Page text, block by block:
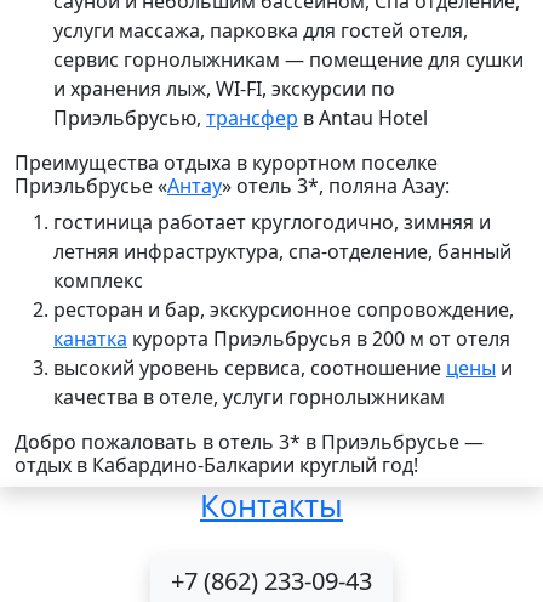
услуги массажа, парковка для гостей отеля,
сервис горнолыжникам — помещение для сушки
и хранения лыж, WI-FI, экскурсии по
Приэльбрусью, трансфер в Antau Hotel
Преимущества отдыха в курортном поселке
Приэльбрусье «Антау» отель 3*, поляна Азау:
гостиница работает круглогодично, зимняя и
летняя инфраструктура, спа-отделение, банный
комплекс
ресторан и бар, экскурсионное сопровождение,
канатка курорта Приэльбрусья в 200 м от отеля
высокий уровень сервиса, соотношение цены и
качества в отеле, услуги горнолыжникам
Добро пожаловать в отель 3* в Приэльбрусье —
отдых в Кабардино-Балкарии круглый год!
Контакты
+7 (862) 233-09-43